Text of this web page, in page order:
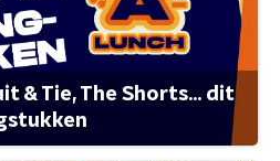
& Tie, The Shorts... dit